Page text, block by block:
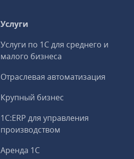
Услуги
Услуги по 1С для среднего и
малого бизнеса
Отраслевая автоматизация
Крупный бизнес
1С:ERP для управления
производством
Аренда 1С